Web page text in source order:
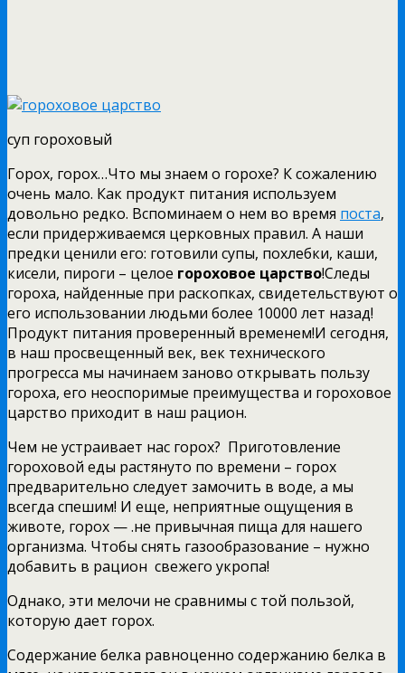
суп гороховый
Горох, горох…Что мы знаем о горохе? К сожалению
очень мало. Как продукт питания используем
довольно редко. Вспоминаем о нем во время поста,
если придерживаемся церковных правил. А наши
предки ценили его: готовили супы, похлебки, каши,
кисели, пироги – целое гороховое царство!Следы
гороха, найденные при раскопках, свидетельствуют о
его использовании людьми более 10000 лет назад!
Продукт питания проверенный временем!И сегодня,
в наш просвещенный век, век технического
прогресса мы начинаем заново открывать пользу
гороха, его неоспоримые преимущества и гороховое
царство приходит в наш рацион.
Чем не устраивает нас горох? Приготовление
гороховой еды растянуто по времени – горох
предварительно следует замочить в воде, а мы
всегда спешим! И еще, неприятные ощущения в
животе, горох — .не привычная пища для нашего
организма. Чтобы снять газообразование – нужно
добавить в рацион свежего укропа!
Однако, эти мелочи не сравнимы с той пользой,
которую дает горох.
Содержание белка равноценно содержанию белка в